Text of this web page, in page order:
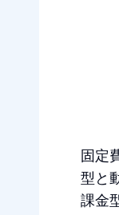
固定
型と
課金